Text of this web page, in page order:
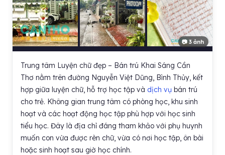
📷 3 ảnh
Trung tâm Luyện chữ đẹp – Bán trú Khai Sáng Cần
Thơ nằm trên đường Nguyễn Việt Dũng, Bình Thủy, kết
hợp giữa luyện chữ, hỗ trợ học tập và dịch vụ bán trú
cho trẻ. Không gian trung tâm có phòng học, khu sinh
hoạt và các hoạt động học tập phù hợp với học sinh
tiểu học. Đây là địa chỉ đáng tham khảo với phụ huynh
muốn con vừa được rèn chữ, vừa có nơi học tập, ôn bài
hoặc sinh hoạt sau giờ học chính.